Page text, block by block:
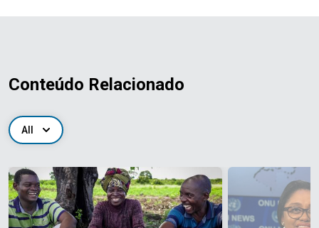
Conteúdo Relacionado
All